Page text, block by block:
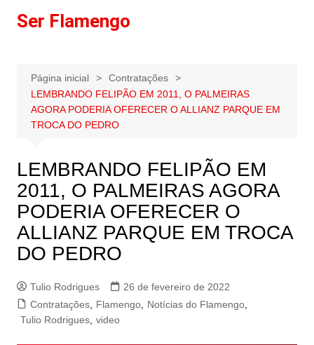
paraSer Flamengo
Página inicial
Contratações
LEMBRANDO FELIPÃO EM 2011, O PALMEIRAS
AGORA PODERIA OFERECER O ALLIANZ PARQUE EM
TROCA DO PEDRO
LEMBRANDO FELIPÃO EM
2011, O PALMEIRAS AGORA
PODERIA OFERECER O
ALLIANZ PARQUE EM TROCA
DO PEDRO
Tulio Rodrigues
26 de fevereiro de 2022
Contratações, Flamengo, Notícias do Flamengo,
Tulio Rodrigues, video